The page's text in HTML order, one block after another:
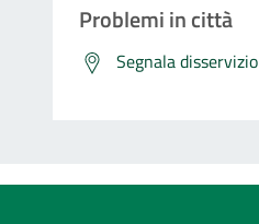
Problemi in città
Segnala disservizio